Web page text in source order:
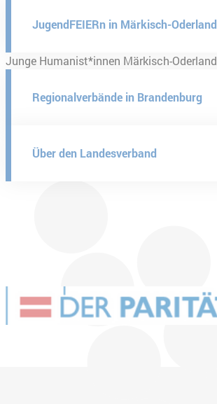
JugendFEIERn in Märkisch-Oderland
Junge Humanist*innen Märkisch-Oderland
Regionalverbände in Brandenburg
Über den Landesverband